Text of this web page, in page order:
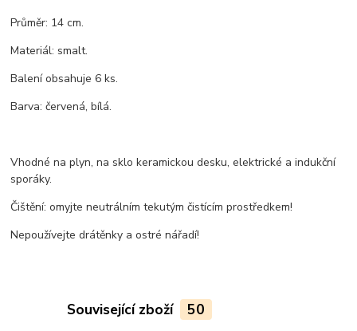
Průměr: 14 cm.
Materiál: smalt.
Balení obsahuje 6 ks.
Barva: červená, bílá.
Vhodné na plyn, na sklo keramickou desku, elektrické a indukční
sporáky.
Čištění: omyjte neutrálním tekutým čistícím prostředkem!
Nepoužívejte drátěnky a ostré nářadí!
Související zboží 50